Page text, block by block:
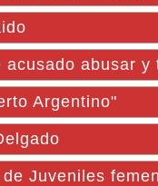
abusar
Argentino"
Juveniles